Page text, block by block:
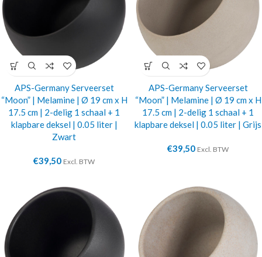
APS-Germany Serveerset
“Moon” | Melamine | Ø 19 cm x H
17.5 cm | 2-delig 1 schaal + 1
klapbare deksel | 0.05 liter |
Zwart
€39,50 Excl. BTW
APS-Germany Serveerset
“Moon” | Melamine | Ø 19 cm x H
17.5 cm | 2-delig 1 schaal + 1
klapbare deksel | 0.05 liter | Grijs
€39,50 Excl. BTW